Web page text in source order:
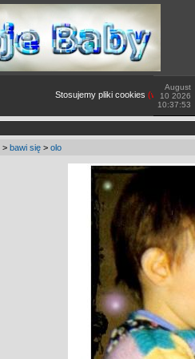
Stosujemy pliki cookies(więcej
August
10 2026
10:37:53
> bawi się > olo